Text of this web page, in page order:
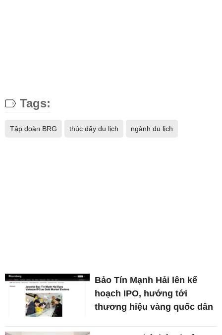
Tags:
Tập đoàn BRG thúc đẩy du lịch ngành du lịch
Bảo Tín Mạnh Hải lên kế
hoạch IPO, hướng tới
thương hiệu vàng quốc dân